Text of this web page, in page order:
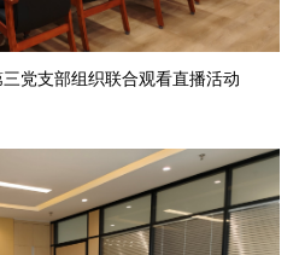
党支部组织联合观看直播活动